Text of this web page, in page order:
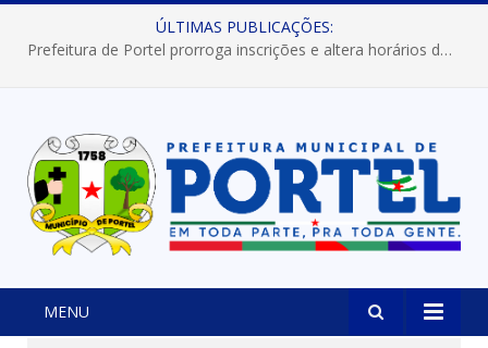
ÚLTIMAS PUBLICAÇÕES:
Prefeitura de Portel prorroga inscrições e altera horários dos concursos “Musa” e “Miss Mix Verão 2026”
MENU